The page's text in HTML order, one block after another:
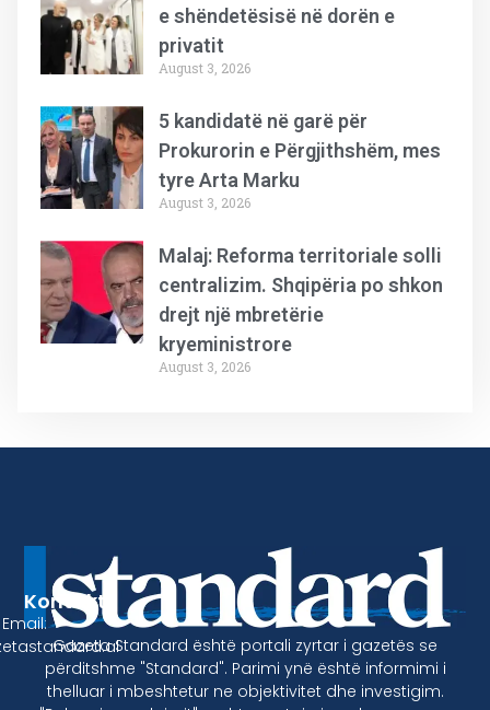
e shëndetësisë në dorën e
privatit
August 3, 2026
5 kandidatë në garë për
Prokurorin e Përgjithshëm, mes
tyre Arta Marku
August 3, 2026
Malaj: Reforma territoriale solli
centralizim. Shqipëria po shkon
drejt një mbretërie
kryeministrore
August 3, 2026
Gazeta Standard është portali zyrtar i gazetës se
përditshme "Standard". Parimi ynë është informimi i
thelluar i mbeshtetur ne objektivitet dhe investigim.
Kontakt
Email: